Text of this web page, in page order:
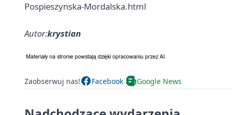
Pospieszynska-Mordalska.html
Autor:krystian
Zaobserwuj nas! Facebook Google News